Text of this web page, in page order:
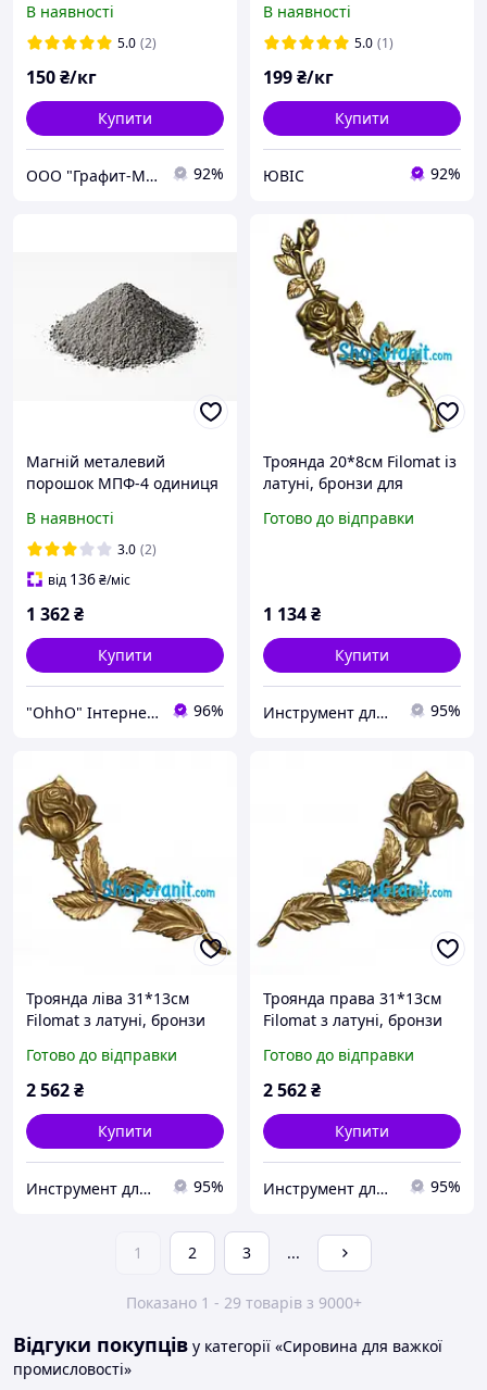
В наявності
5.0 (2)
150₴/кг
Купити
ООО "Графит-Мастер" 92%
В наявності
5.0 (1)
199₴/кг
Купити
ЮВІС 92%
Магній металевий
порошок МПФ-4 одиниця
В наявності
3.0 (2)
від 136₴/міс
1 362₴
Купити
"OhhO" Інтернет-магазин 96%
Троянда 20*8см Filomat із
латуні, бронзи для
Готово до відправки
1 134₴
Купити
Инструмент для камнеобработки 95%
Троянда ліва 31*13см
Filomat з латуні, бронзи
Готово до відправки
2 562₴
Купити
Инструмент для камнеобработки 95%
Троянда права 31*13см
Filomat з латуні, бронзи
Готово до відправки
2 562₴
Купити
Инструмент для камнеобработки 95%
1 2 3 ...
Показано 1 - 29 товарів з 9000+
Відгуки покупців у категорії «Сировина для важкої
промисловості»